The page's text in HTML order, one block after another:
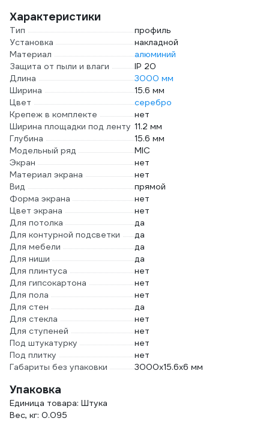
Характеристики
Тип
профиль
Установка
накладной
Материал
алюминий
Защита от пыли и влаги
IP 20
Длина
3000 мм
Ширина
15.6 мм
Цвет
серебро
Крепеж в комплекте
нет
Ширина площадки под ленту 11.2 мм
Глубина
15.6 мм
Модельный ряд
MIC
Экран
нет
Материал экрана
нет
Вид
прямой
Форма экрана
нет
Цвет экрана
нет
Для потолка
да
Для контурной подсветки
да
Для мебели
да
Для ниши
да
Для плинтуса
нет
Для гипсокартона
нет
Для пола
нет
Для стен
да
Для стекла
нет
Для ступеней
нет
Под штукатурку
нет
Под плитку
нет
Габариты без упаковки
3000х15.6х6 мм
Упаковка
Единица товара: Штука
Вес, кг: 0.095